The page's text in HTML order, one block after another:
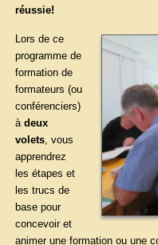
réussie!
Lors de ce
programme de
formation de
formateurs (ou
conférenciers)
à deux
volets, vous
apprendrez
les étapes et
les trucs de
base pour
concevoir et
animer une formation ou une